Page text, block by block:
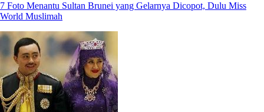
7 Foto Menantu Sultan Brunei yang Gelarnya Dicopot, Dulu Miss
World Muslimah